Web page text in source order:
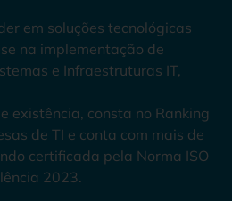
em soluções tecnológicas
na implementação de
e Infraestruturas IT,
existência, consta no Ranking
de TI e conta com mais de
certificada pela Norma ISO
2023.